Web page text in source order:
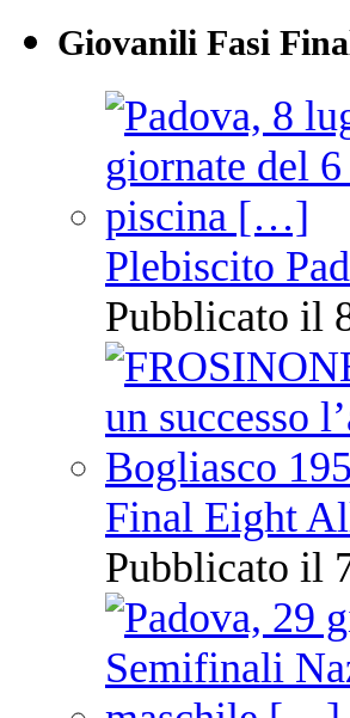
Giovanili Fasi
Plebiscito
Pubblicato il
Final Eight
Pubblicato il